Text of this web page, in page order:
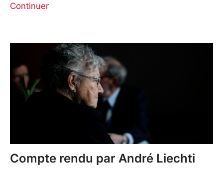
Continuer
Compte rendu par André Liechti